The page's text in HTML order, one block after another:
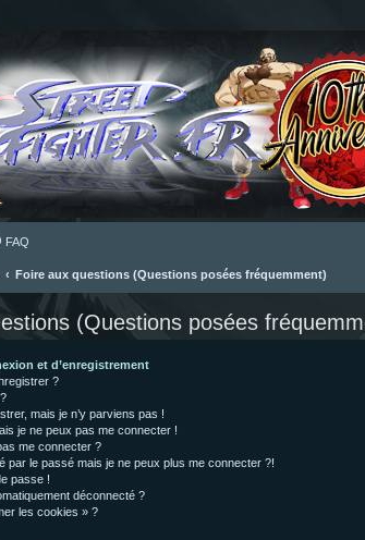
FAQ
Foire aux questions (Questions posées fréquemment)
(Questions posées
et d’enregistrement
?
mais je n’y parviens pas !
je ne peux pas me connecter !
me connecter ?
par le passé mais je ne peux plus me connecter ?!
passe !
déconnecté ?
les cookies » ?